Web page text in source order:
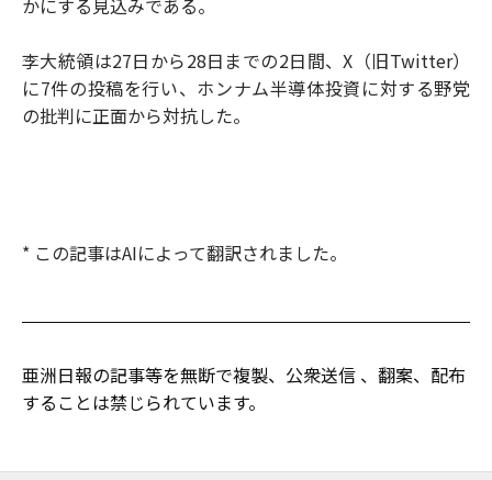
李大統領は27日から28日までの2日間、X（旧Twitter）
に7件の投稿を行い、ホンナム半導体投資に対する野党
の批判に正面から対抗した。
* この記事はAIによって翻訳されました。
亜洲日報の記事等を無断で複製、公衆送信 、翻案、配布
することは禁じられています。